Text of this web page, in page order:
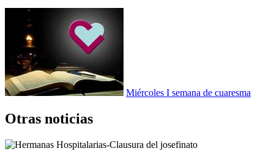
Miércoles I semana de cuaresma
Otras noticias